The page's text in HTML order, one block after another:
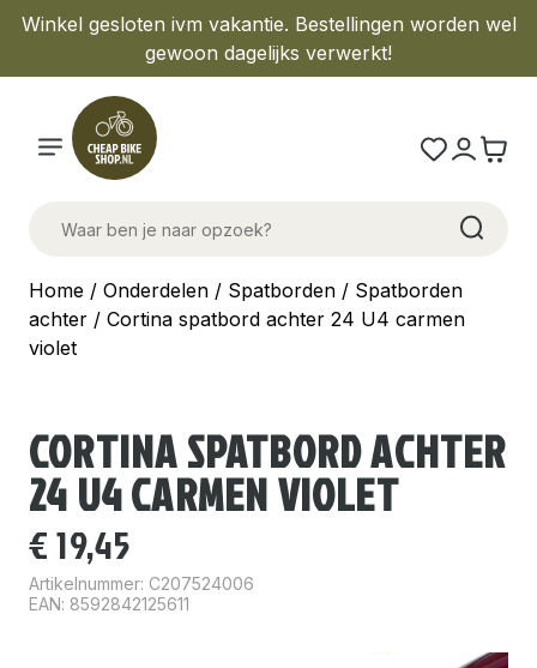
Winkel gesloten ivm vakantie. Bestellingen worden wel
gewoon dagelijks verwerkt!
Home / Onderdelen / Spatborden / Spatborden
achter / Cortina spatbord achter 24 U4 carmen
violet
CORTINA SPATBORD ACHTER
24 U4 CARMEN VIOLET
€19,45
Artikelnummer: C207524006
EAN: 8592842125611